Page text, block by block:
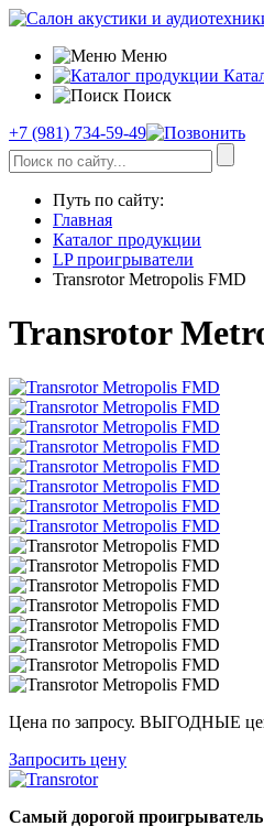
Меню
Поиск
+7 (981) 734-59-49
Путь по сайту:
Главная
Каталог продукции
LP проигрыватели
Transrotor Metropolis FMD
Transrotor
Цена по запросу. ВЫГОДНЫЕ
Запросить цену
Самый дорогой